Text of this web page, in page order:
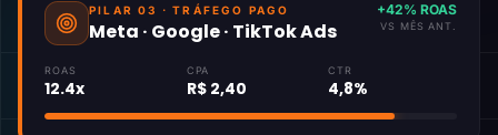
PILAR 03 · TRÁFEGO PAGO
Meta · Google · TikTok Ads
+42% ROAS
VS MÊS ANT.
ROAS
12.4x
CPA
R$ 2,40
CTR
4,8%